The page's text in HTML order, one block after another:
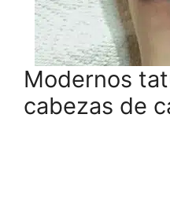
Modernos
cabezas de